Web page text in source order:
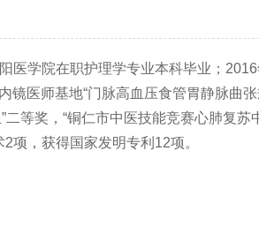
学院在职护理学专业本科毕业；
医师基地“门脉高血压食管胃静脉曲
等奖，“铜仁市中医技能竞赛心肺复
项，获得国家发明专利12项。